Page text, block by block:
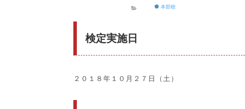
本部校
検定実施日
２０１８年１０月２７日（土）